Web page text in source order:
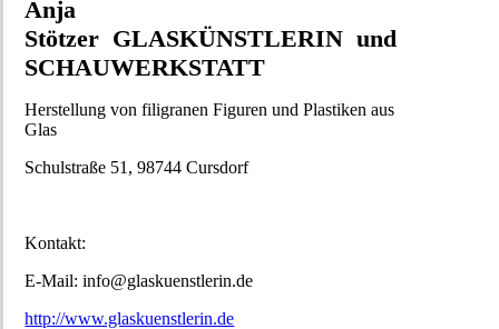
Anja
Stötzer GLASKÜNSTLERIN und
SCHAUWERKSTATT
Herstellung von filigranen Figuren und Plastiken aus
Glas
Schulstraße 51, 98744 Cursdorf
Kontakt:
E-Mail: info@glaskuenstlerin.de
http://www.glaskuenstlerin.de